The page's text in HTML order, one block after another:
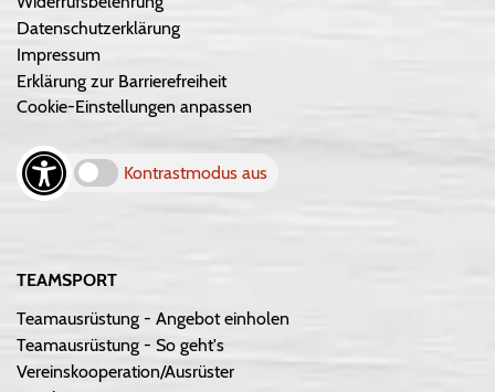
Datenschutzerklärung
Impressum
Erklärung zur Barrierefreiheit
Cookie-Einstellungen anpassen
Kontrastmodus aus
TEAMSPORT
Teamausrüstung - Angebot einholen
Teamausrüstung - So geht's
Vereinskooperation/Ausrüster